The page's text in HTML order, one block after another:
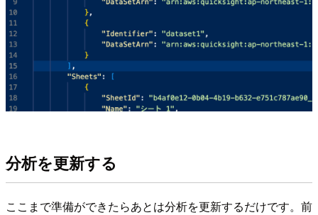
分析を更新する
ここまで準備ができたらあとは分析を更新するだけです。前